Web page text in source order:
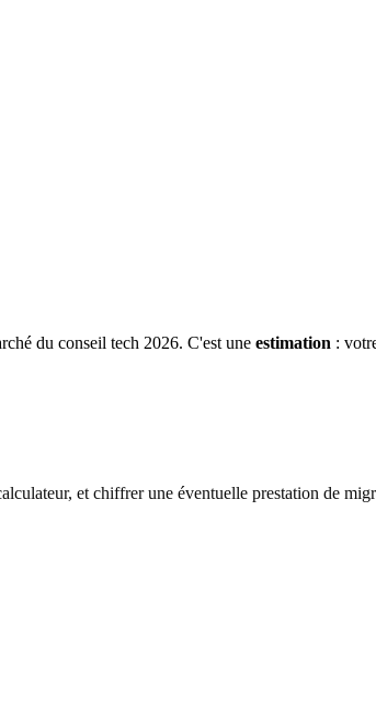
du conseil tech 2026. C'est une estimation :
et chiffrer une éventuelle prestation de